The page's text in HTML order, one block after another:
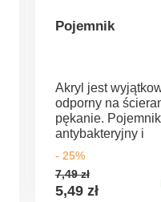
Pojemnik
Akryl jest
odporny na
pękanie.
antybakteryjny i
zachowuje biały
pomimo
światła
Nadaje się do
- 25%
7,49 zł
5,49 zł